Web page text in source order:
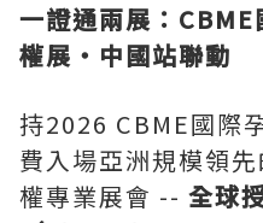
一證通兩展：
權展‧中國站聯動
持2026 CBME國際
費入場亞洲規模領
權專業展會 -- 全球